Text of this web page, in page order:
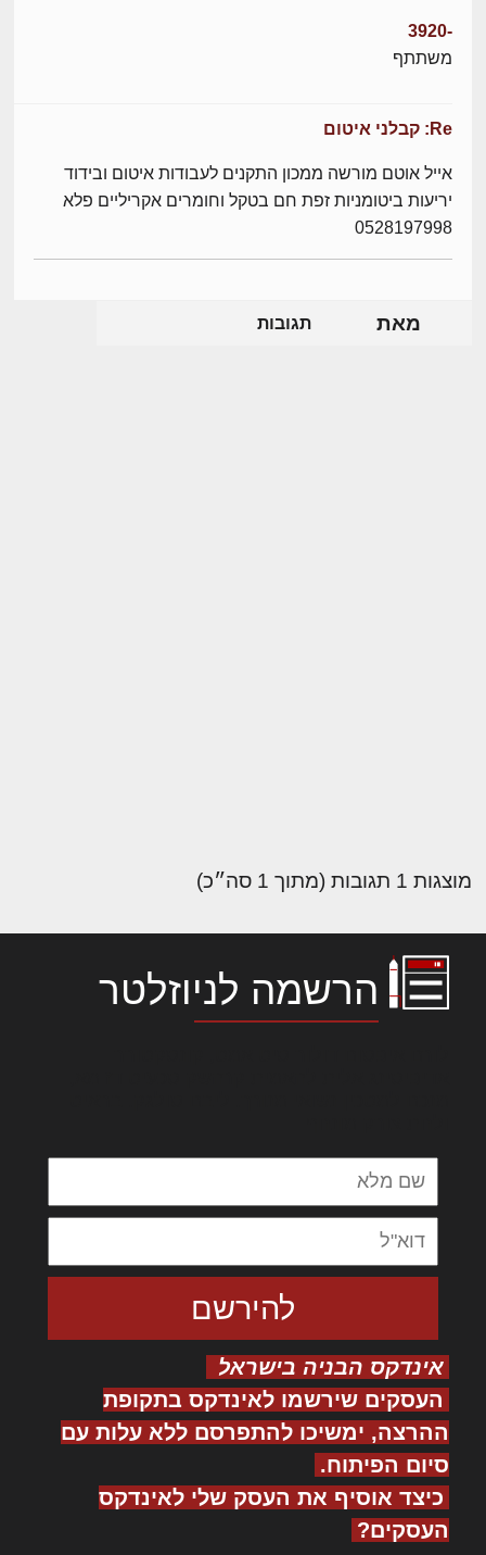
-3920
משתתף
Re: קבלני איטום
אייל אוטם מורשה ממכון התקנים לעבודות איטום ובידוד
יריעות ביטומניות זפת חם בטקל וחומרים אקריליים פלא
0528197998
מאת תגובות
מוצגות 1 תגובות (מתוך 1 סה״כ)
הרשמה לניוזלטר
אינדקס הבניה בישראל
העסקים שירשמו לאינדקס בתקופת
ההרצה, ימשיכו להתפרסם ללא עלות עם
סיום הפיתוח.
כיצד אוסיף את העסק שלי לאינדקס
העסקים?